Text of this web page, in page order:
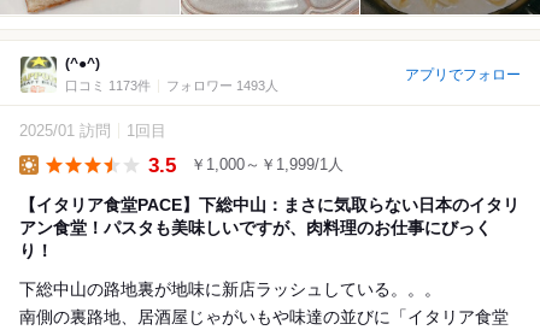
(^●^)
口コミ 1173件 フォロワー 1493人
アプリでフォロー
2025/01 訪問 1回目
3.5 ￥1,000～￥1,999/1人
【イタリア食堂PACE】下総中山：まさに気取らない日本のイタリ
アン食堂！パスタも美味しいですが、肉料理のお仕事にびっく
り！
下総中山の路地裏が地味に新店ラッシュしている。。。
南側の裏路地、居酒屋じゃがいもや味達の並びに「イタリア食堂